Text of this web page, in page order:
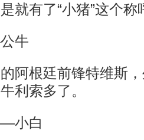
就有了“小猪”这个称
牛
根廷前锋特维斯，
利索多了。
小白